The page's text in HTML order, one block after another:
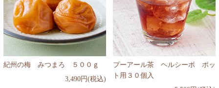
紀州の梅 みつまろ ５００ｇ
3,490円(税込)
プーアール茶 ヘルシーボ ポッ
ト用３０個入